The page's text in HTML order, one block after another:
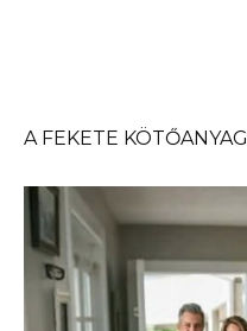
A FEKETE KÖTŐANYAG